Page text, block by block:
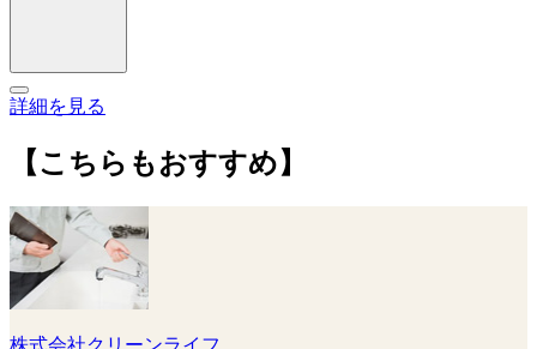
詳細を見る
【こちらもおすすめ】
株式会社クリーンライフ